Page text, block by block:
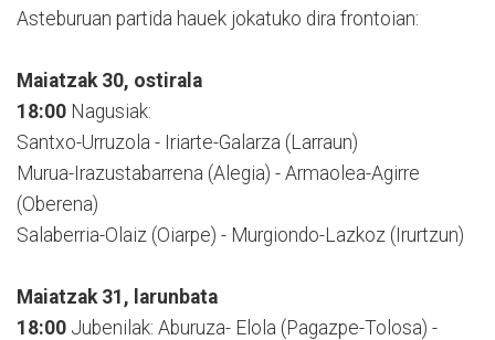
Asteburuan partida hauek jokatuko dira frontoian:
Maiatzak 30, ostirala
18:00 Nagusiak:
Santxo-Urruzola - Iriarte-Galarza (Larraun)
Murua-Irazustabarrena (Alegia) - Armaolea-Agirre
(Oberena)
Salaberria-Olaiz (Oiarpe) - Murgiondo-Lazkoz (Irurtzun)
Maiatzak 31, larunbata
18:00 Jubenilak: Aburuza- Elola (Pagazpe-Tolosa) -